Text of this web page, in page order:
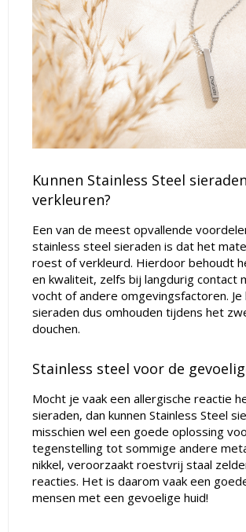
Kunnen Stainless Steel sieraden
verkleuren?
Een van de meest opvallende
stainless steel sieraden is dat het
roest of verkleurd. Hierdoor behoudt
en kwaliteit, zelfs bij langdurig contact
vocht of andere omgevingsfactoren. Je
sieraden dus omhouden tijdens het
douchen.
Stainless steel voor de
Mocht je vaak een allergische reactie
sieraden, dan kunnen Stainless Steel
misschien wel een goede oplossing
tegenstelling tot sommige andere
nikkel, veroorzaakt roestvrij staal
reacties. Het is daarom vaak een
mensen met een gevoelige huid!